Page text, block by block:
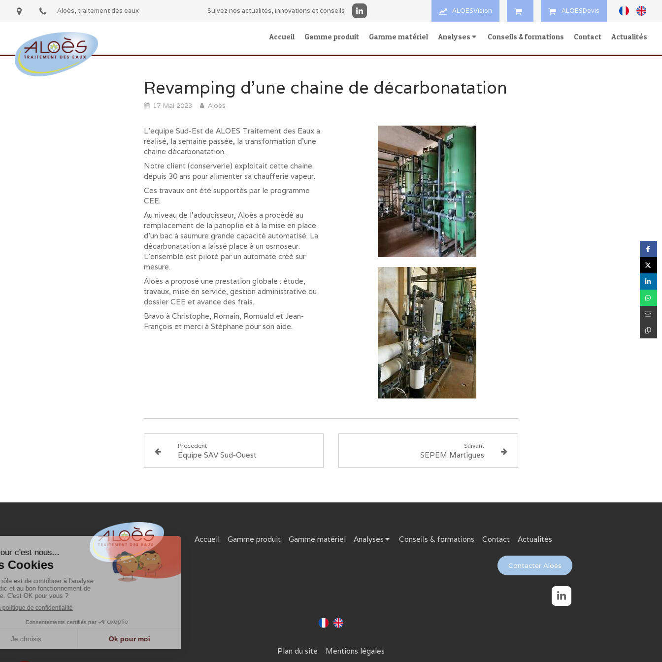
Aloès, traitement des eaux Suivez nos actualités, innovations et conseils ALOESDevis
ALOESVision
Accueil Gamme produit Gamme matériel Analyses Conseils & formations Contact Actualités
Revamping d'une chaine de décarbonatation
17 Mai 2023 Aloès
L'equipe Sud-Est de ALOES Traitement des Eaux a
réalisé, la semaine passée, la transformation d'une
chaine décarbonatation.
Notre client (conserverie) exploitait cette chaine
depuis 30 ans pour alimenter sa chaufferie vapeur.
Ces travaux ont été supportés par le programme
CEE.
Au niveau de l'adoucisseur, Aloès a procédé au
remplacement de la panoplie et à la mise en place
d'un bac à saumure grande capacité automatisé. La
décarbonatation a laissé place à un osmoseur.
L'ensemble est piloté par un automate créé sur
mesure.
Aloès a proposé une prestation globale : étude,
travaux, mise en service, gestion administrative du
dossier CEE et avance des frais.
Bravo à Christophe, Romain, Romuald et Jean-
François et merci à Stéphane pour son aide.
Précédent
Equipe SAV Sud-Ouest
Suivant
SEPEM Martigues
Accueil Gamme produit Gamme matériel Analyses Conseils & formations Contact Actualités
Contacter Aloès
Plan du site Mentions légales